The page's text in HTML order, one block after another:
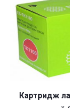
Картридж